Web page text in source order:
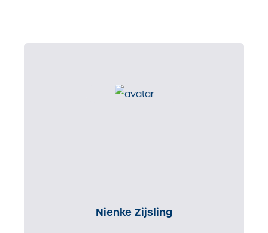
Nienke Zijsling